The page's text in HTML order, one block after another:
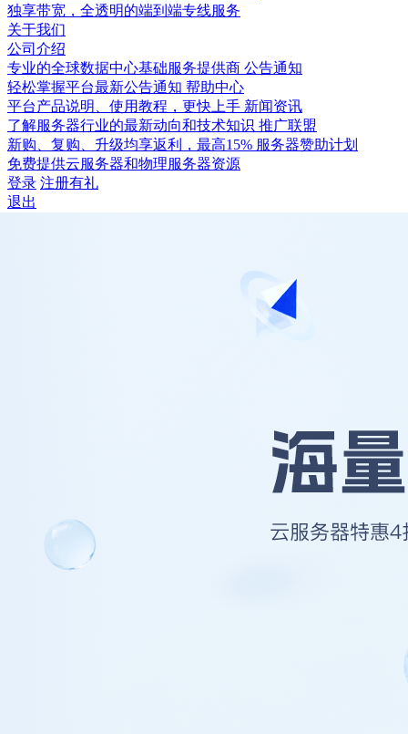
独享带宽，全透明的端到端专线服务
关于我们
公司介绍
专业的全球数据中心基础服务提供商 公告通知
轻松掌握平台最新公告通知 帮助中心
平台产品说明、使用教程，更快上手 新闻资讯
了解服务器行业的最新动向和技术知识 推广联盟
新购、复购、升级均享返利，最高15% 服务器赞助计划
免费提供云服务器和物理服务器资源
登录 注册有礼
退出